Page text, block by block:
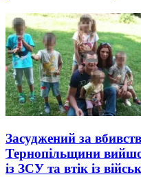
Засуджений за
Тернопільщини
із ЗСУ та втік із